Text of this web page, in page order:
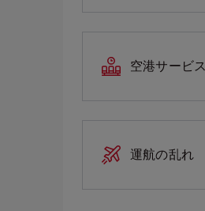
空港サービス
運航の乱れ